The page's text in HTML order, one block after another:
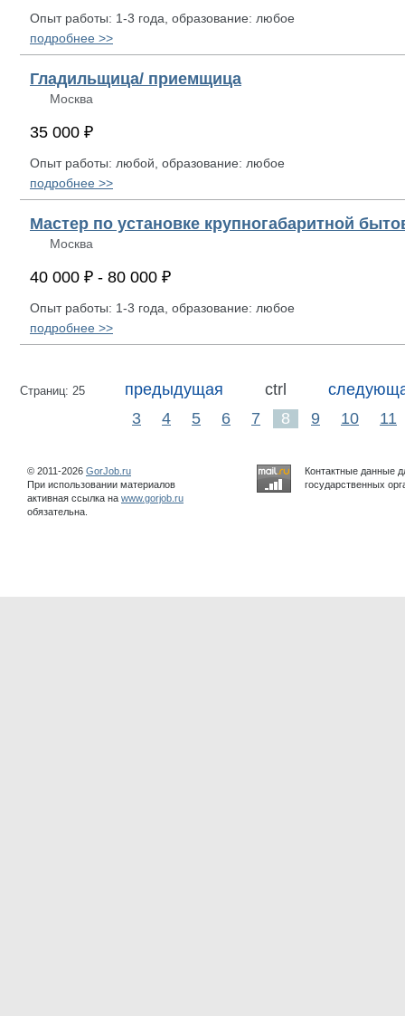
Опыт работы: 1-3 года, образование: любое
подробнее >>
Гладильщица/ приемщица
Москва
35 000 ₽
Опыт работы: любой, образование: любое
подробнее >>
Мастер по установке крупногабаритной
Москва
40 000 ₽ - 80 000 ₽
Опыт работы: 1-3 года, образование: любое
подробнее >>
Страниц: 25 предыдущая ctrl
3
4 5 6 7 8 9 10 11
© 2011-2026 GorJob.ru
При использовании материалов
активная ссылка на www.gorjob.ru
обязательна.
Контактные данные
государственных